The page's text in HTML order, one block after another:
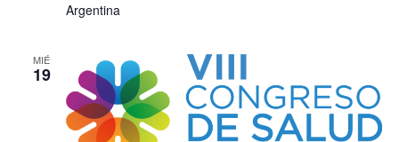
Argentina
MIÉ
19